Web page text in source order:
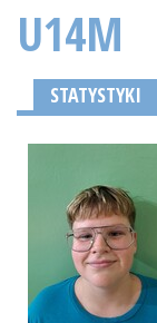
U14M
STATYSTYKI